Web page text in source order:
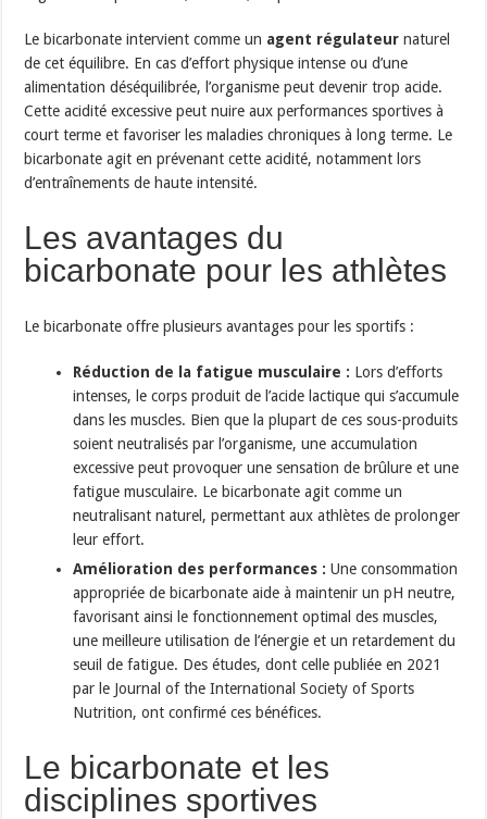
Le bicarbonate intervient comme un agent régulateur naturel
de cet équilibre. En cas d’effort physique intense ou d’une
alimentation déséquilibrée, l’organisme peut devenir trop acide.
Cette acidité excessive peut nuire aux performances sportives à
court terme et favoriser les maladies chroniques à long terme. Le
bicarbonate agit en prévenant cette acidité, notamment lors
d’entraînements de haute intensité.
Les avantages du
bicarbonate pour les athlètes
Le bicarbonate offre plusieurs avantages pour les sportifs :
Réduction de la fatigue musculaire : Lors d’efforts
intenses, le corps produit de l’acide lactique qui s’accumule
dans les muscles. Bien que la plupart de ces sous-produits
soient neutralisés par l’organisme, une accumulation
excessive peut provoquer une sensation de brûlure et une
fatigue musculaire. Le bicarbonate agit comme un
neutralisant naturel, permettant aux athlètes de prolonger
leur effort.
Amélioration des performances : Une consommation
appropriée de bicarbonate aide à maintenir un pH neutre,
favorisant ainsi le fonctionnement optimal des muscles,
une meilleure utilisation de l’énergie et un retardement du
seuil de fatigue. Des études, dont celle publiée en 2021
par le Journal of the International Society of Sports
Nutrition, ont confirmé ces bénéfices.
Le bicarbonate et les
disciplines sportives